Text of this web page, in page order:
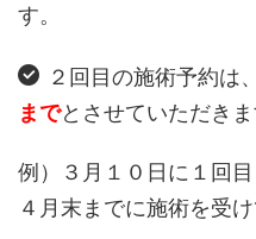
す。
２回目の施術予約は、
までとさせていただきま
例）３月１０日に１回
４月末までに施術を受